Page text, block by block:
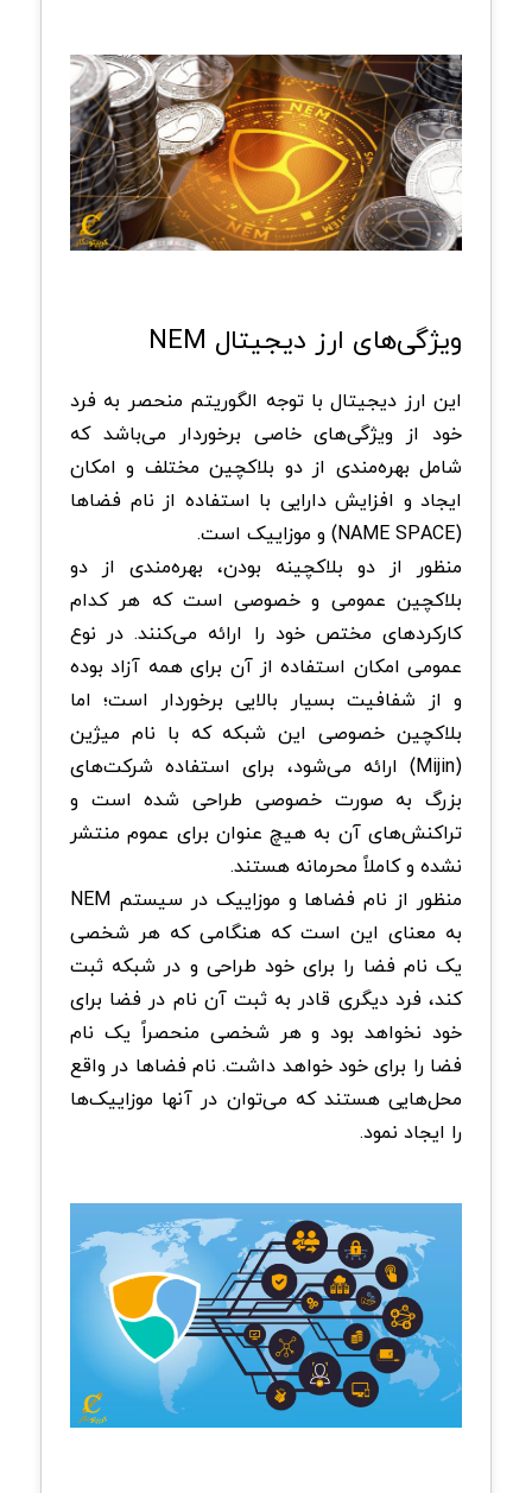
ویژگی‌های ارز دیجیتال NEM
این ارز دیجیتال با توجه الگوریتم منحصر به فرد
خود از ویژگی‌های خاصی برخوردار می‌باشد که
شامل بهره‌مندی از دو بلاکچین مختلف و امکان
ایجاد و افزایش دارایی با استفاده از نام فضاها
(NAME SPACE) و موزاییک است.
منظور از دو بلاکچینه بودن، بهره‌مندی از دو
بلاکچین عمومی و خصوصی است که هر کدام
کارکردهای مختص خود را ارائه می‌کنند. در نوع
عمومی امکان استفاده از آن برای همه آزاد بوده
و از شفافیت بسیار بالایی برخوردار است؛ اما
بلاکچین خصوصی این شبکه که با نام میژین
(Mijin) ارائه می‌شود، برای استفاده شرکت‌های
بزرگ به صورت خصوصی طراحی شده است و
تراکنش‌های آن به هیچ عنوان برای عموم منتشر
نشده و کاملاً محرمانه هستند.
منظور از نام فضاها و موزاییک در سیستم NEM
به معنای این است که هنگامی که هر شخصی
یک نام فضا را برای خود طراحی و در شبکه ثبت
کند، فرد دیگری قادر به ثبت آن نام در فضا برای
خود نخواهد بود و هر شخصی منحصراً یک نام
فضا را برای خود خواهد داشت. نام فضاها در واقع
محل‌هایی هستند که می‌توان در آنها موزاییک‌ها
را ایجاد نمود.